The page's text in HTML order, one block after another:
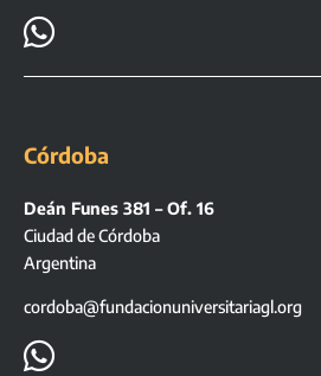

Córdoba
Deán Funes 381 – Of. 16
Ciudad de Córdoba
Argentina
cordoba@fundacionuniversitariagl.org
